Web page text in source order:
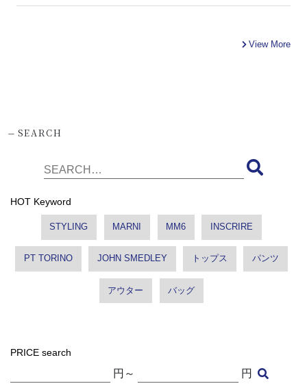
View More
-SEARCH
HOT Keyword
STYLING MARNI MM6 INSCRIRE
PT TORINO JOHN SMEDLEY トップス パンツ
アウター バッグ
PRICE search
円～ 円